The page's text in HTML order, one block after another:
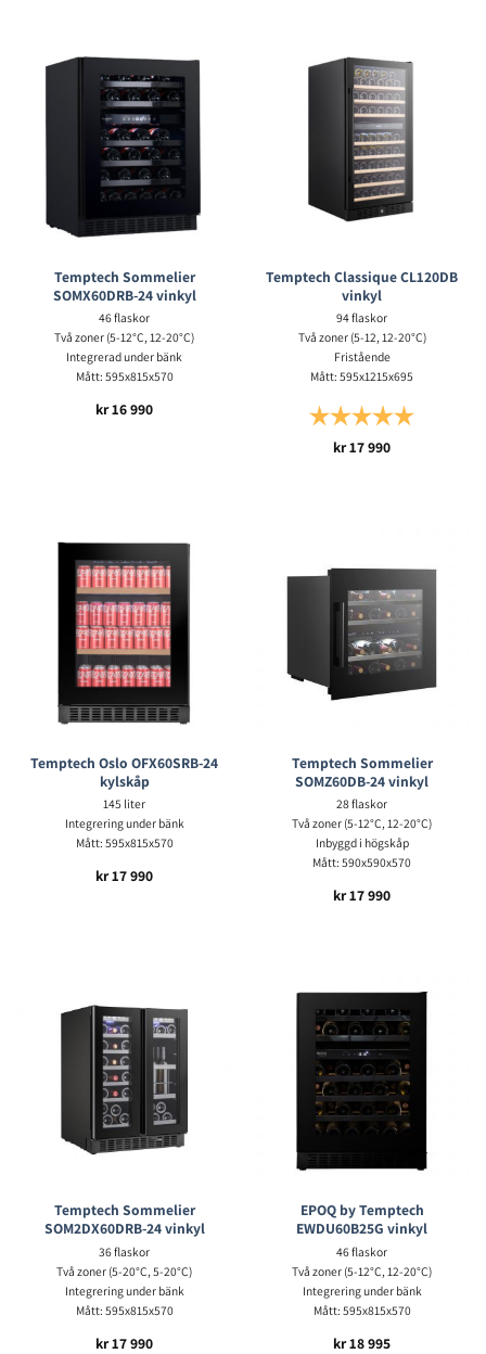
Temptech Sommelier
SOMX60DRB-24 vinkyl
46 flaskor
Två zoner (5-12°C, 12-20°C)
Integrerad under bänk
Mått: 595x815x570
kr16 990
Temptech Classique CL120DB
vinkyl
94 flaskor
Två zoner (5-12, 12-20°C)
Fristående
Mått: 595x1215x695
Betyg:
kr17 990
Temptech Oslo OFX60SRB-24
kylskåp
145 liter
Integrering under bänk
Mått: 595x815x570
kr17 990
Temptech Sommelier
SOMZ60DB-24 vinkyl
28 flaskor
Två zoner (5-12°C, 12-20°C)
Inbyggd i högskåp
Mått: 590x590x570
kr17 990
Temptech Sommelier
SOM2DX60DRB-24 vinkyl
36 flaskor
Två zoner (5-20°C, 5-20°C)
Integrering under bänk
Mått: 595x815x570
kr17 990
EPOQ by Temptech
EWDU60B25G vinkyl
46 flaskor
Två zoner (5-12°C, 12-20°C)
Integrering under bänk
Mått: 595x815x570
kr18 995